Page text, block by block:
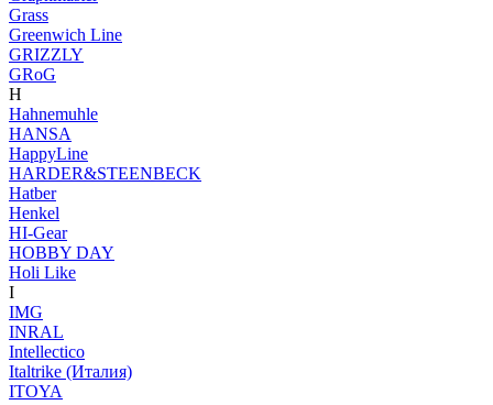
Grass
Greenwich Line
GRIZZLY
GRoG
H
Hahnemuhle
HANSA
HappyLine
HARDER&STEENBECK
Hatber
Henkel
HI-Gear
HOBBY DAY
Holi Like
I
IMG
INRAL
Intellectico
Italtrike (Италия)
ITOYA